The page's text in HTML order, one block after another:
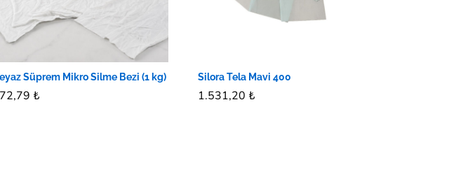
Süprem Mikro Silme Bezi (1 kg)
₺
₺
Silora Tela Mavi 400
1.531,20 ₺
1.531,20 ₺